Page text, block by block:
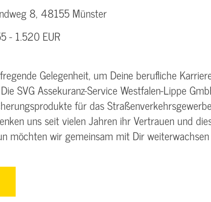
8, 48155 Münster
- 1.520 EUR
Gelegenheit, um Deine berufliche
SVG Assekuranz-Service Westfalen-Lippe
für das
uns seit vielen Jahren ihr Vertrauen und
möchten wir gemeinsam mit Dir